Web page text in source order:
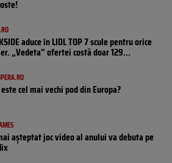
aduce în LIDL TOP 7 scule pentru orice
„Vedeta” ofertei costă doar 129...
cel mai vechi pod din Europa?
așteptat joc video al anului va debuta pe